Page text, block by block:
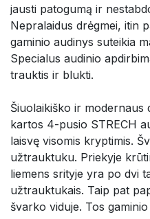
jausti patogumą ir
Nepralaidus drėgmei, itin
gaminio audinys suteikia
Specialus audinio
trauktis ir blukti.
Šiuolaikiško ir modernaus
kartos 4-pusio STRECH
laisvę visomis kryptimis.
užtrauktuku. Priekyje
liemens srityje yra po dvi
užtrauktukais. Taip pat
švarko viduje. Tos